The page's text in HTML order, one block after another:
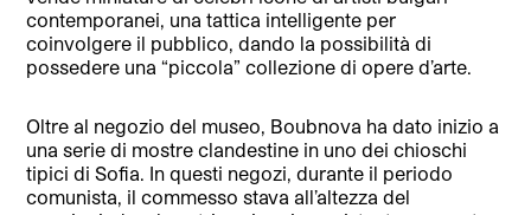
contemporanei, una tattica intelligente per
coinvolgere il pubblico, dando la possibilità di
possedere una “piccola” collezione di opere d’arte.
Oltre al negozio del museo, Boubnova ha dato inizio a
una serie di mostre clandestine in uno dei chioschi
tipici di Sofia. In questi negozi, durante il periodo
comunista, il commesso stava all’altezza del